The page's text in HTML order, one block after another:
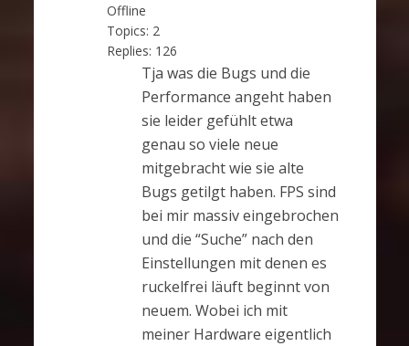
Offline
Topics: 2
Replies: 126
Tja was die Bugs und die
Performance angeht haben
sie leider gefühlt etwa
genau so viele neue
mitgebracht wie sie alte
Bugs getilgt haben. FPS sind
bei mir massiv eingebrochen
und die “Suche” nach den
Einstellungen mit denen es
ruckelfrei läuft beginnt von
neuem. Wobei ich mit
meiner Hardware eigentlich